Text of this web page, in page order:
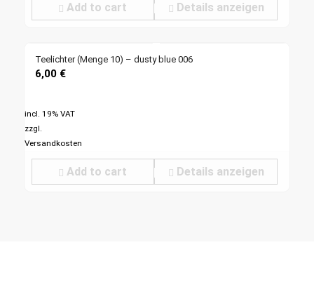
Add to cart Details anzeigen
Teelichter (Menge 10) – dusty blue 006
6,00 €
incl. 19% VAT
zzgl.
Versandkosten
Add to cart Details anzeigen